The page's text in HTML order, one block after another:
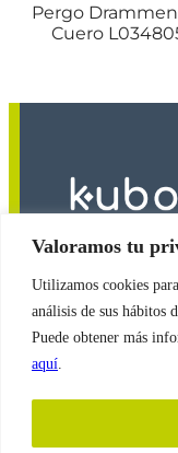
Valoramos tu
Utilizamos cookies
análisis de sus hábitos
Puede obtener más
aquí
Pergo
Cuero
2026
Política de
Política de